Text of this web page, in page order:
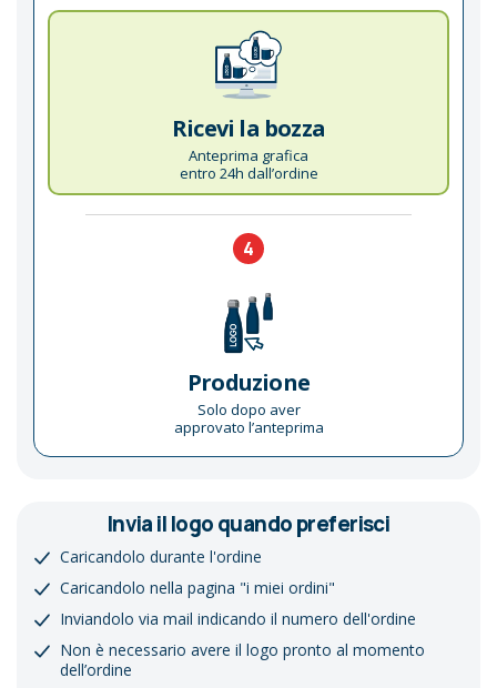
Ricevi la bozza
Anteprima grafica
entro 24h dall’ordine
4
Produzione
Solo dopo aver
approvato l’anteprima
Invia il logo quando preferisci
Caricandolo durante l'ordine
Caricandolo nella pagina "i miei ordini"
Inviandolo via mail indicando il numero dell'ordine
Non è necessario avere il logo pronto al momento
dell’ordine